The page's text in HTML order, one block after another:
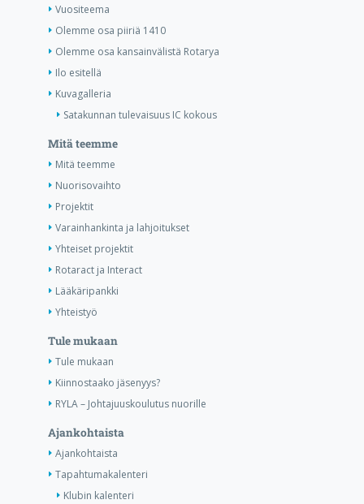
Vuositeema
Olemme osa piiriä 1410
Olemme osa kansainvälistä Rotarya
Ilo esitellä
Kuvagalleria
Satakunnan tulevaisuus IC kokous
Mitä teemme
Mitä teemme
Nuorisovaihto
Projektit
Varainhankinta ja lahjoitukset
Yhteiset projektit
Rotaract ja Interact
Lääkäripankki
Yhteistyö
Tule mukaan
Tule mukaan
Kiinnostaako jäsenyys?
RYLA – Johtajuuskoulutus nuorille
Ajankohtaista
Ajankohtaista
Tapahtumakalenteri
Klubin kalenteri